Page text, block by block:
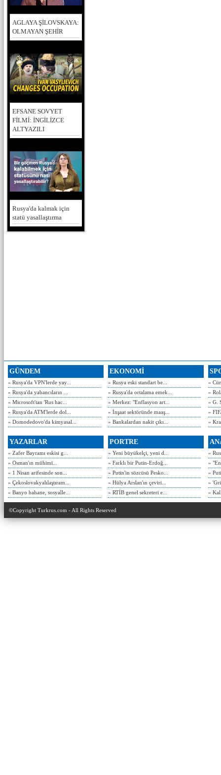
AGLAYA ŞİLOVSKAYA:
OLMAYAN ŞEHİR
EFSANE SOVYET
FİLMİ: İNGİLİZCE
ALTYAZILI
Rusya'da kalmak için
statü yasallaştırma
GÜNDEM
» Rusya'da VPN'lerde yay...
» Rusya'da yabancıların ...
» Microsoft'tan 'Rus hac...
» Rusya'da ATM'lerde dol...
» Domodedovo'da kimyasal...
EKONOMİ
» Rusya eski standart be...
» Rusya'da ortalama emek...
» Merkez: "Enflasyon art...
» İnşaat sektöründe maaş...
» Bankalardan nakit çıkı...
»
»
» G.
»
»
YAZARLAR
» Zafer Bayramı eskisi g...
» Osman'ın mühimi...
» 1 Nisan arifesinde son...
» Çekoslovakyalılaştıram...
» Banyo bahane, sosyalle...
PORTRE
» Yeni büyükelçi, yeni d...
» Farklı bir Putin-Erdoğ...
» Putin'in sözcüsü Pesko...
» Hülya Arslan'ın çeviri...
» RTİB genel sekreteri e...
»
»
»
»
»
©Copyright Turkrus.com - All Rights Reserved